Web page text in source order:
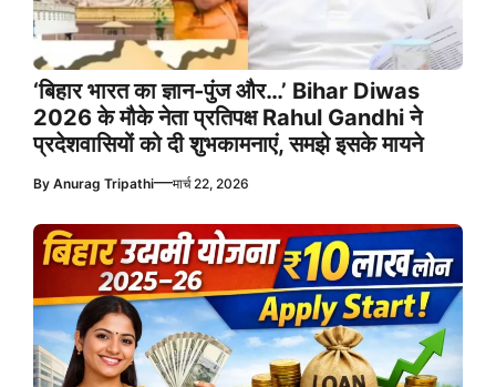
‘बिहार भारत का ज्ञान-पुंज और…’ Bihar Diwas
2026 के मौके नेता प्रतिपक्ष Rahul Gandhi ने
प्रदेशवासियों को दी शुभकामनाएं, समझे इसके मायने
By Anurag Tripathi—मार्च 22, 2026